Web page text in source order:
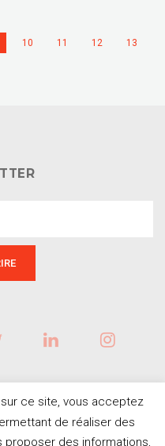
10 11 12 13
ce site, vous acceptez
de réaliser des
des informations,